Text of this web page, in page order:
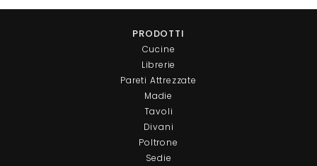
PRODOTTI
Cucine
Librerie
Pareti Attrezzate
Madie
Tavoli
Divani
Poltrone
Sedie